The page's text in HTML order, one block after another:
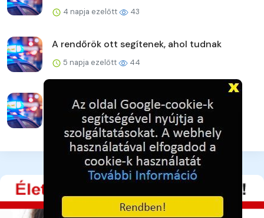
4 napja ezelőtt 43
A rendőrök ott segítenek, ahol tudnak
5 napja ezelőtt 44
Eltakarította a telefonokat, de elfogták a
rendőrök
5 napja ezelőtt 44